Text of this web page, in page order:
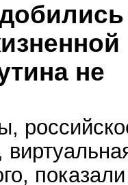
не
показали